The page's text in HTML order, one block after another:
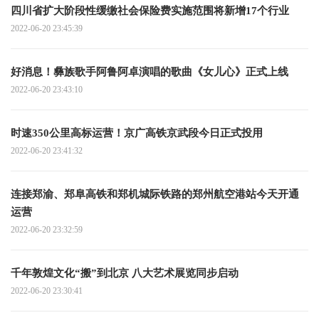
四川省扩大阶段性缓缴社会保险费实施范围将新增17个行业
2022-06-20 23:45:39
好消息！彝族歌手阿鲁阿卓演唱的歌曲《女儿心》正式上线
2022-06-20 23:43:10
时速350公里高标运营！京广高铁京武段今日正式投用
2022-06-20 23:41:32
连接郑渝、郑阜高铁和郑机城际铁路的郑州航空港站今天开通
运营
2022-06-20 23:32:59
千年敦煌文化“搬”到北京 八大艺术展览同步启动
2022-06-20 23:30:41